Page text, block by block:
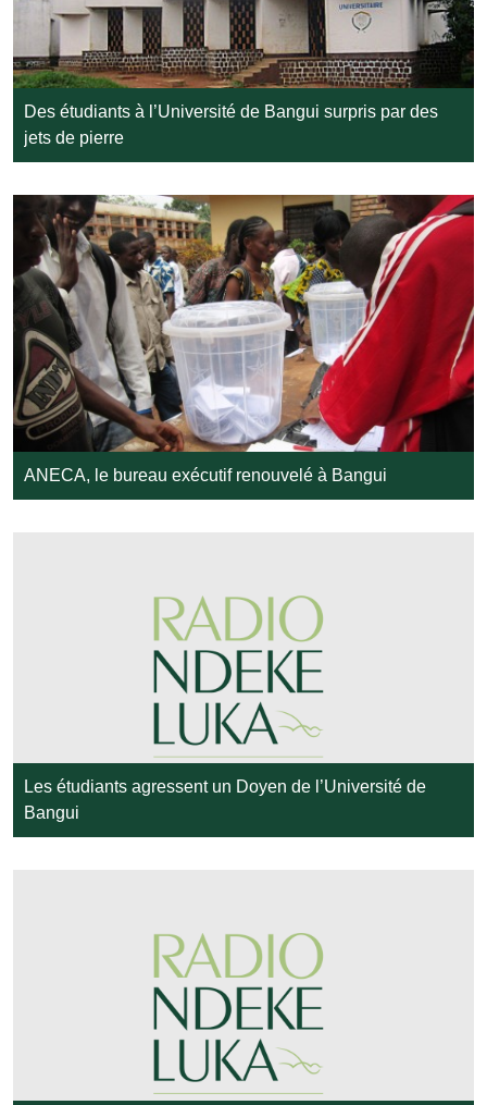
Des étudiants à l’Université de Bangui surpris par des
jets de pierre
ANECA, le bureau exécutif renouvelé à Bangui
Les étudiants agressent un Doyen de l’Université de
Bangui